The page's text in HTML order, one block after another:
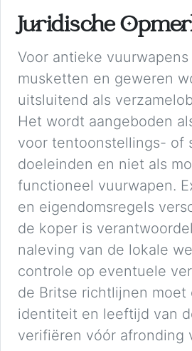
Juridische
Voor antieke vuurwapens
musketten en geweren
uitsluitend als
Het wordt aangeboden
voor tentoonstellings- of
doeleinden en niet als
functioneel vuurwapen.
en eigendomsregels
de koper is
naleving van de lokale
controle op eventuele
de Britse richtlijnen moet
identiteit en leeftijd van
verifiëren vóór afronding